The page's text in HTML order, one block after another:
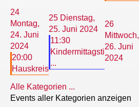
24
Montag,
24. Juni
2024
20:00
Hauskreis
25 Dienstag,
25. Juni 2024
11:30
Kindermittagsti
...
26
Mittwoch,
26. Juni
2024
Alle Kategorien ...
Events aller Kategorien anzeigen